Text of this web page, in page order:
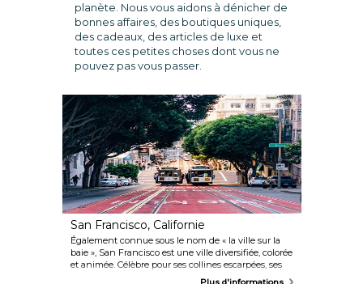
planète. Nous vous aidons à dénicher de
bonnes affaires, des boutiques uniques,
des cadeaux, des articles de luxe et
toutes ces petites choses dont vous ne
pouvez pas vous passer.
San Francisco, Californie
Également connue sous le nom de « la ville sur la
baie », San Francisco est une ville diversifiée, colorée
et animée. Célèbre pour ses collines escarpées, ses
maisons victoriennes, son brouillard visible tout au